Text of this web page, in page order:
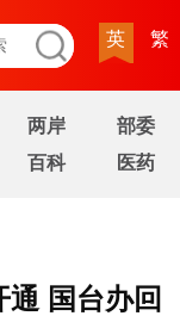
英 繁
两岸
部委
百科 医药
国台办回